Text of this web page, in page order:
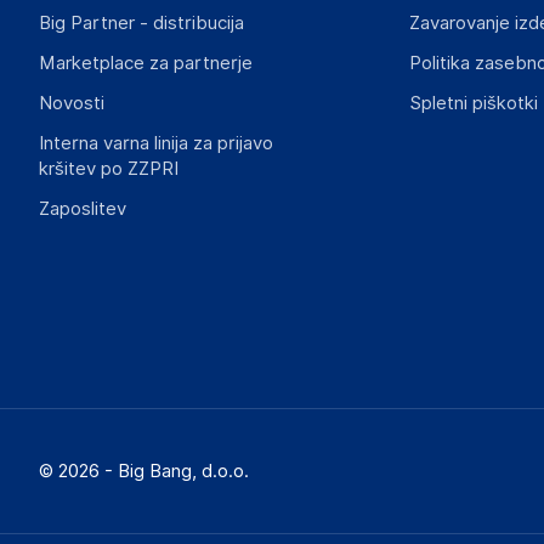
Big Partner - distribucija
Marketplace za partnerje
Novosti
Interna varna linija za prijavo
kršitev po ZZPRI
Zaposlitev
Zavarovanje
Politika
Spletni piškotki
© 2026 - Big Bang, d.o.o.